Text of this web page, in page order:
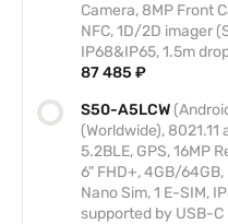
Camera, 8MP Front
NFC, 1D/2D imager
IP68&IP65, 1.5m
87 485 ₽
S50-A5LCW
(Worldwide),
5.2BLE, GPS, 16MP
6" FHD+, 4GB/
Nano Sim, 1 E-SIM,
supported by USB-C